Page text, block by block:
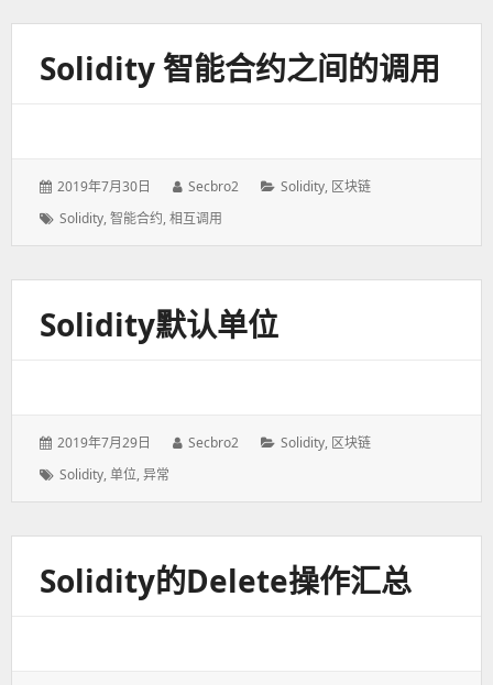
Solidity 智能合约之间的调用
发
于：
2019年7月30日
作
Secbro2
分
Solidity, 区块链
标
Solidity,智能合约,相互调用
Solidity默认单位
发
于：
2019年7月29日
作
Secbro2
分
Solidity, 区块链
标
Solidity,单位,异常
Solidity的delete操作汇总